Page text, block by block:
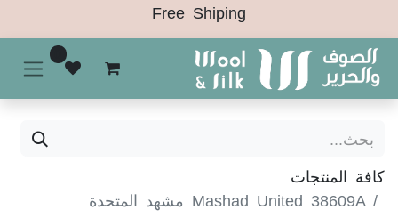
Free Shiping
كافة المنتجات
Mashad United 38609A مشهد المتحدة